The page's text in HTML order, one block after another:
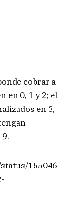
cobrar a
en 0, 1 y 2; el
en 3,
155046